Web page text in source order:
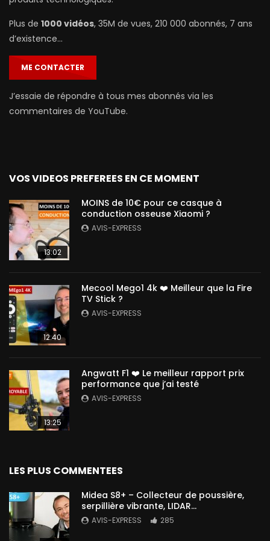
Plus de 1000 vidéos, 35M de vues, 210 000 abonnés, 7 ans
d’existence…
ME CONTACTER
J’essaie de répondre à tous mes abonnés via les
commentaires de YouTube.
VOS VIDEOS PREFEREES EN CE MOMENT
13:02
MOINS de 10€ pour ce casque à
conduction osseuse Xiaomi ?
AVIS-EXPRESS
12:40
Mecool Mego1 4k ❤️ Meilleur que la Fire
TV Stick ?
AVIS-EXPRESS
13:25
Angwatt F1 ❤️ Le meilleur rapport prix
performance que j’ai testé
AVIS-EXPRESS
LES PLUS COMMENTEES
Midea S8+ – Collecteur de poussière,
serpillière vibrante, LIDAR…
AVIS-EXPRESS 285